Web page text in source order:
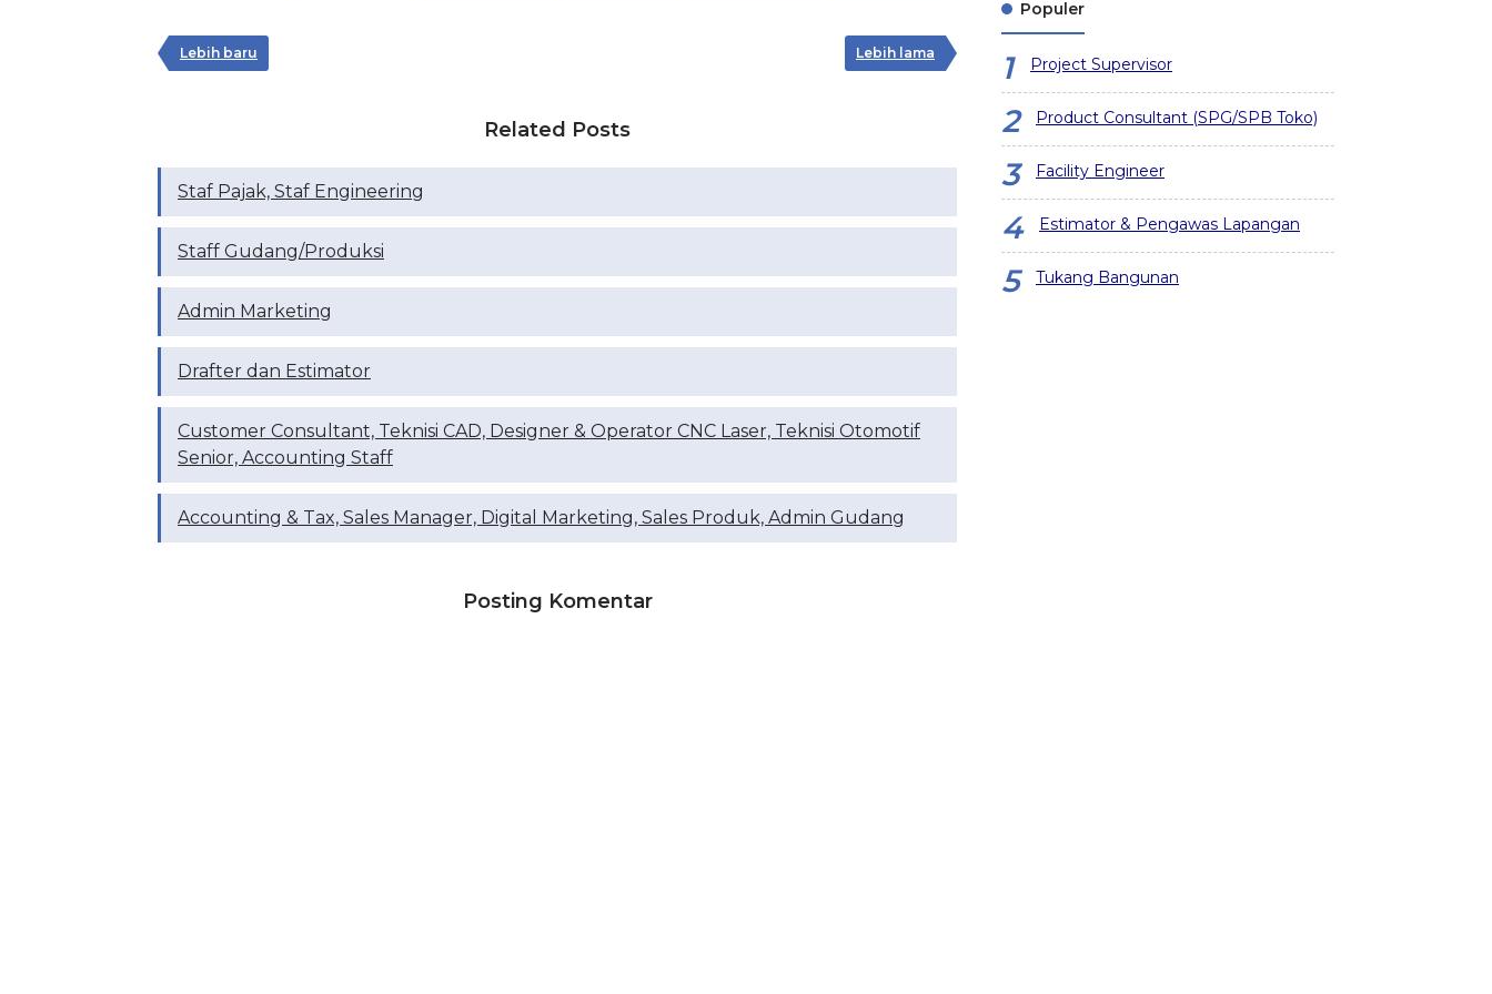
Lebih baru Lebih lama
Related Posts
Staf Pajak, Staf Engineering
Staff Gudang/Produksi
Admin Marketing
Drafter dan Estimator
Customer Consultant, Teknisi CAD, Designer & Operator CNC Laser, Teknisi Otomotif
Senior, Accounting Staff
Accounting & Tax, Sales Manager, Digital Marketing, Sales Produk, Admin Gudang
Posting Komentar
Populer
Project Supervisor
Product Consultant (SPG/SPB Toko)
Facility Engineer
Estimator & Pengawas Lapangan
Tukang Bangunan